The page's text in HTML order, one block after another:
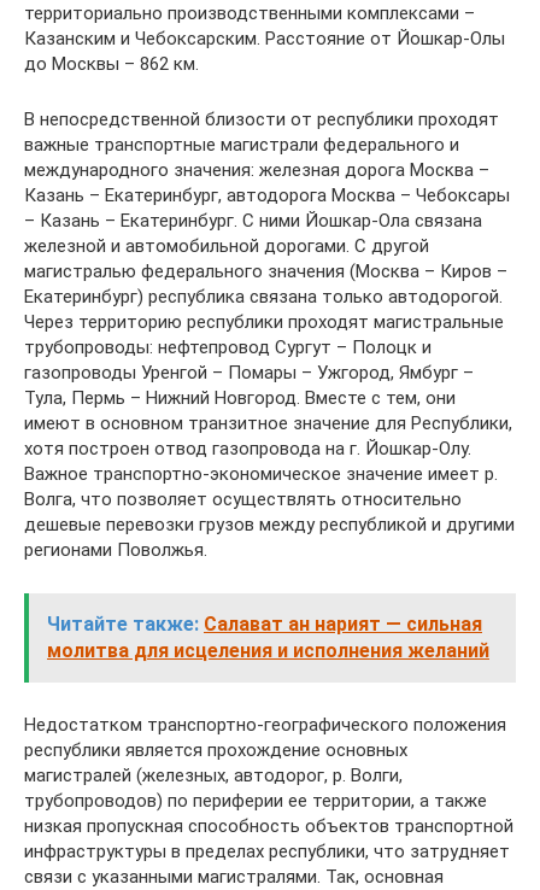
территориально производственными комплексами –
Казанским и Чебоксарским. Расстояние от Йошкар-Олы
до Москвы – 862 км.
В непосредственной близости от республики проходят
важные транспортные магистрали федерального и
международного значения: железная дорога Москва –
Казань – Екатеринбург, автодорога Москва – Чебоксары
– Казань – Екатеринбург. С ними Йошкар-Ола связана
железной и автомобильной дорогами. С другой
магистралью федерального значения (Москва – Киров –
Екатеринбург) республика связана только автодорогой.
Через территорию республики проходят магистральные
трубопроводы: нефтепровод Сургут – Полоцк и
газопроводы Уренгой – Помары – Ужгород, Ямбург –
Тула, Пермь – Нижний Новгород. Вместе с тем, они
имеют в основном транзитное значение для Республики,
хотя построен отвод газопровода на г. Йошкар-Олу.
Важное транспортно-экономическое значение имеет р.
Волга, что позволяет осуществлять относительно
дешевые перевозки грузов между республикой и другими
регионами Поволжья.
Читайте также: Салават ан нарият — сильная
молитва для исцеления и исполнения желаний
Недостатком транспортно-географического положения
республики является прохождение основных
магистралей (железных, автодорог, р. Волги,
трубопроводов) по периферии ее территории, а также
низкая пропускная способность объектов транспортной
инфраструктуры в пределах республики, что затрудняет
связи с указанными магистралями. Так, основная